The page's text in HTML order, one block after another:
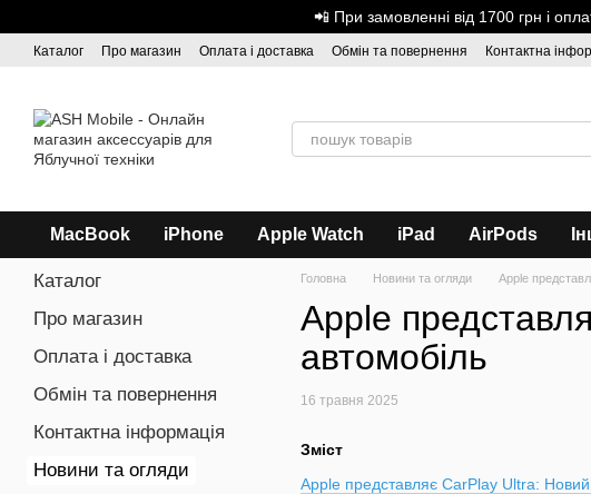
📲 При замовленні від 1700 грн і
Каталог Про магазин Оплата і доставка Обмін та повернення Контактна
MacBook iPhone Apple Watch iPad AirPods
Головна Новини та огляди Apple
Apple
автомобіль
16 травня 2025
Зміст
Apple представляє CarPlay Ultra: Новий
Каталог
Про магазин
Оплата і доставка
Обмін та повернення
Контактна інформація
Новини та огляди